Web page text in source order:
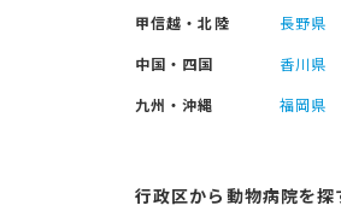
甲信越・北陸
長野県
中国・四国
香川県
九州・沖縄
福岡県
行政区から動物病院を探